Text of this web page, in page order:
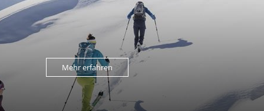
Mehr erfahren